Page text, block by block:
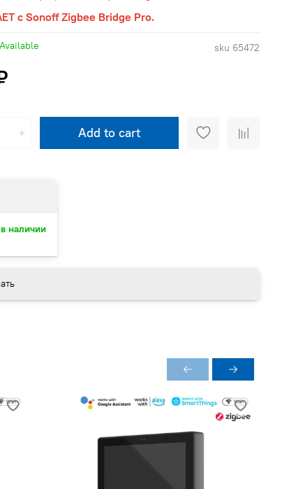
sku 65472
Available
Add to cart
с Sonoff Zigbee Bridge Pro.
в наличии